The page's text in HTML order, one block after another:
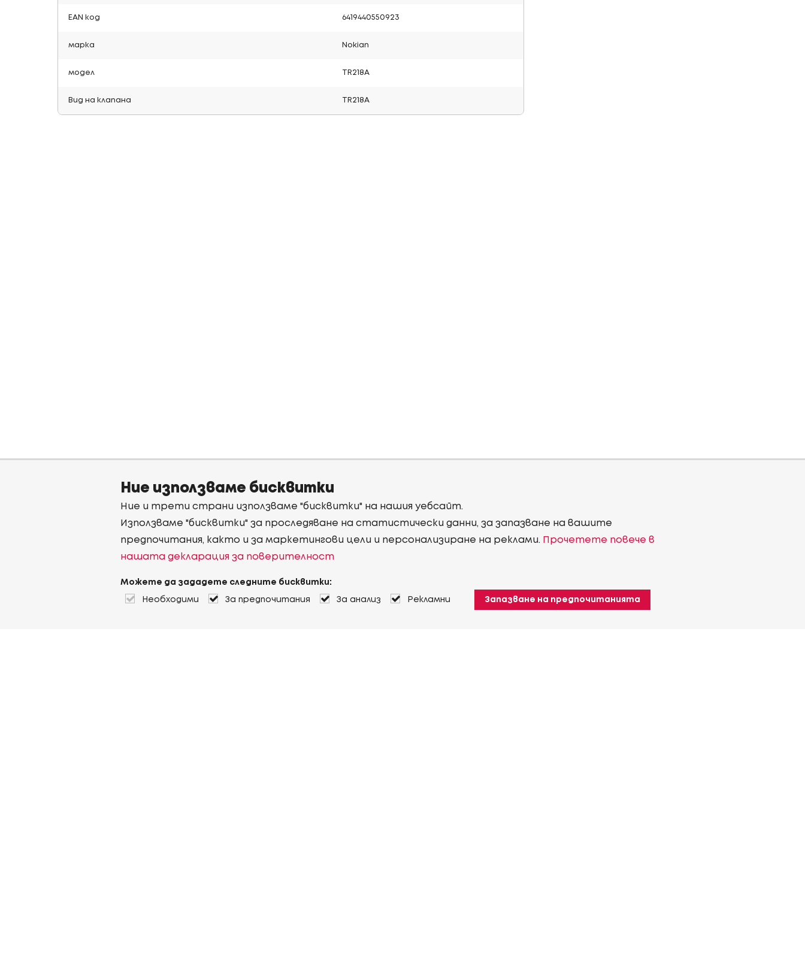
EAN код 6419440550923
марка Nokian
модел TR218A
Вид на клапана TR218A
Ние използваме бисквитки
Ние и трети страни използваме "бисквитки" на нашия уебсайт.
Използваме "бисквитки" за проследяване на статистически данни, за запазване на вашите
предпочитания, както и за маркетингови цели и персонализиране на реклами. Прочетете повече в
нашата декларация за поверителност
Можете да зададете следните бисквитки:
Необходими За предпочитания За анализ Рекламни Запазване на предпочитанията